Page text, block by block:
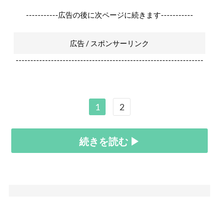
-----------広告の後に次ページに続きます-----------
広告 / スポンサーリンク
----------------------------------------------------------------
1 2
続きを読む ▶